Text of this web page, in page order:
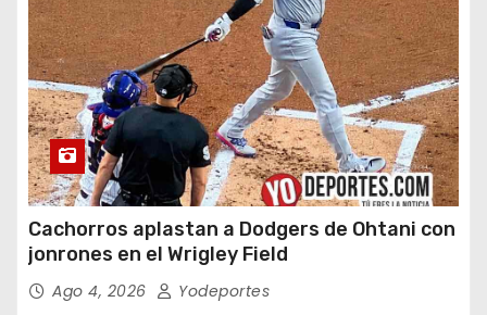
Cachorros aplastan a Dodgers de Ohtani con
jonrones en el Wrigley Field
Ago 4, 2026 Yodeportes